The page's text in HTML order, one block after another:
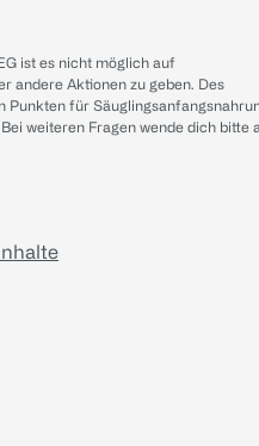
ist es nicht möglich auf
andere Aktionen zu geben. Des
Punkten für
Bei weiteren Fragen wende dich bitte